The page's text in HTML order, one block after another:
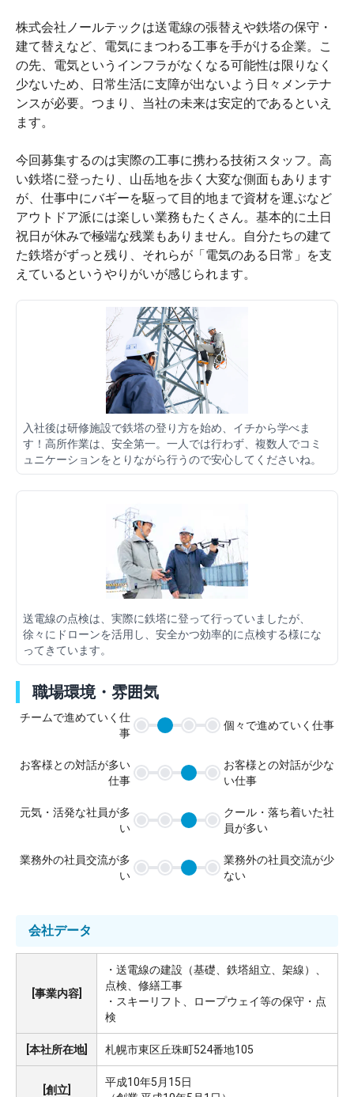
株式会社ノールテックは送電線の張替えや鉄塔の保守・
建て替えなど、電気にまつわる工事を手がける企業。こ
の先、電気というインフラがなくなる可能性は限りなく
少ないため、日常生活に支障が出ないよう日々メンテナ
ンスが必要。つまり、当社の未来は安定的であるといえ
ます。
今回募集するのは実際の工事に携わる技術スタッフ。高
い鉄塔に登ったり、山岳地を歩く大変な側面もあります
が、仕事中にバギーを駆って目的地まで資材を運ぶなど
アウトドア派には楽しい業務もたくさん。基本的に土日
祝日が休みで極端な残業もありません。自分たちの建て
た鉄塔がずっと残り、それらが「電気のある日常」を支
えているというやりがいが感じられます。
入社後は研修施設で鉄塔の登り方を始め、イチから学べま
す！高所作業は、安全第一。一人では行わず、複数人でコミ
ュニケーションをとりながら行うので安心してくださいね。
送電線の点検は、実際に鉄塔に登って行っていましたが、
徐々にドローンを活用し、安全かつ効率的に点検する様にな
ってきています。
職場環境・雰囲気
チームで進めていく仕
事
個々で進めていく仕事
お客様との対話が多い
仕事
お客様との対話が少な
い仕事
元気・活発な社員が多
い
クール・落ち着いた社
員が多い
業務外の社員交流が多
い
業務外の社員交流が少
ない
会社データ
[事業内容]
・送電線の建設（基礎、鉄塔組立、架線）、
点検、修繕工事
・スキーリフト、ロープウェイ等の保守・点
検
[本社所在地] 札幌市東区丘珠町524番地105
[創立]
平成10年5月15日